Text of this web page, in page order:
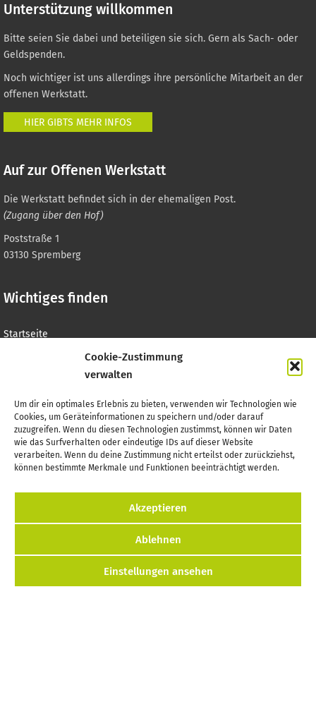
Cookie-Zustimmung
verwalten
Um dir ein optimales Erlebnis zu bieten, verwenden wir Technologien wie
Cookies, um Geräteinformationen zu speichern und/oder darauf
zuzugreifen. Wenn du diesen Technologien zustimmst, können wir Daten
wie das Surfverhalten oder eindeutige IDs auf dieser Website
verarbeiten. Wenn du deine Zustimmung nicht erteilst oder zurückziehst,
können bestimmte Merkmale und Funktionen beeinträchtigt werden.
Akzeptieren
Ablehnen
Einstellungen ansehen
Unterstützung willkommen
Bitte seien Sie dabei und beteiligen sie sich. Gern als Sach- oder
Geldspenden.
Noch wichtiger ist uns allerdings ihre persönliche Mitarbeit an der
offenen Werkstatt.
HIER GIBTS MEHR INFOS
Auf zur Offenen Werkstatt
Die Werkstatt befindet sich in der ehemaligen Post.
(Zugang über den Hof)
Poststraße 1
03130 Spremberg
Wichtiges finden
Startseite
Helfen
Kontakt
Impressum
Datenschutzerklärung